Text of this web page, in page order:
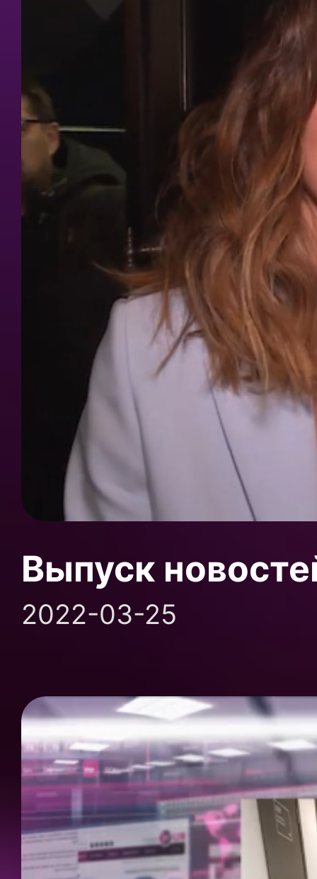
Выпуск
2022-03-25